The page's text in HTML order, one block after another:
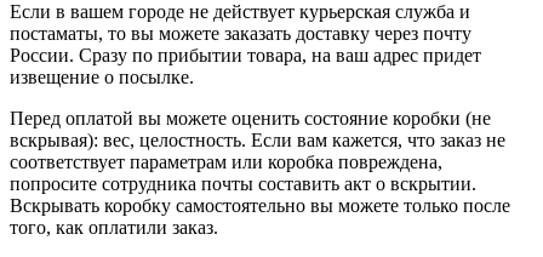
Если в вашем городе не действует курьерская служба и
постаматы, то вы можете заказать доставку через почту
России. Сразу по прибытии товара, на ваш адрес придет
извещение о посылке.
Перед оплатой вы можете оценить состояние коробки (не
вскрывая): вес, целостность. Если вам кажется, что заказ не
соответствует параметрам или коробка повреждена,
попросите сотрудника почты составить акт о вскрытии.
Вскрывать коробку самостоятельно вы можете только после
того, как оплатили заказ.